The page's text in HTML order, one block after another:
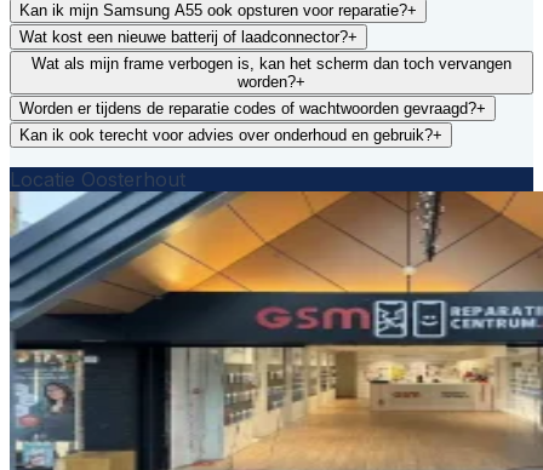
Kan ik mijn Samsung A55 ook opsturen voor reparatie?+
Wat kost een nieuwe batterij of laadconnector?+
Wat als mijn frame verbogen is, kan het scherm dan toch vervangen
worden?+
Worden er tijdens de reparatie codes of wachtwoorden gevraagd?+
Kan ik ook terecht voor advies over onderhoud en gebruik?+
Locatie Oosterhout